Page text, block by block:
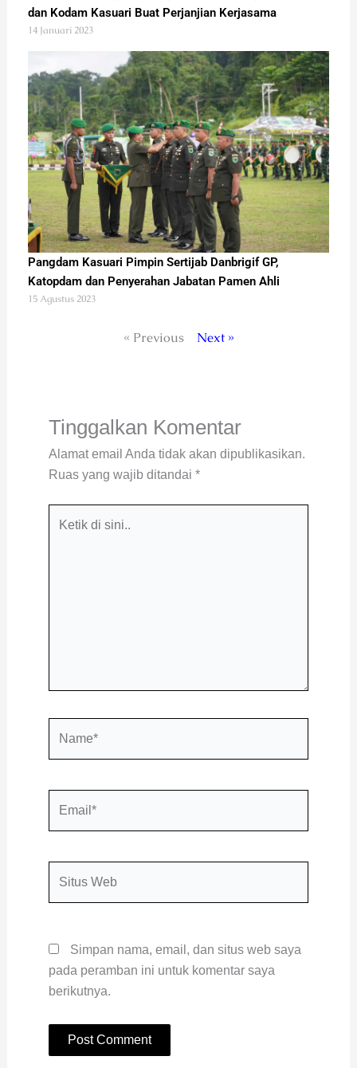
dan Kodam Kasuari Buat Perjanjian Kerjasama
14 Januari 2023
Pangdam Kasuari Pimpin Sertijab Danbrigif GP,
Katopdam dan Penyerahan Jabatan Pamen Ahli
15 Agustus 2023
« Previous Next »
Tinggalkan Komentar
Alamat email Anda tidak akan dipublikasikan.
Ruas yang wajib ditandai *
Simpan nama, email, dan situs web saya
pada peramban ini untuk komentar saya
berikutnya.